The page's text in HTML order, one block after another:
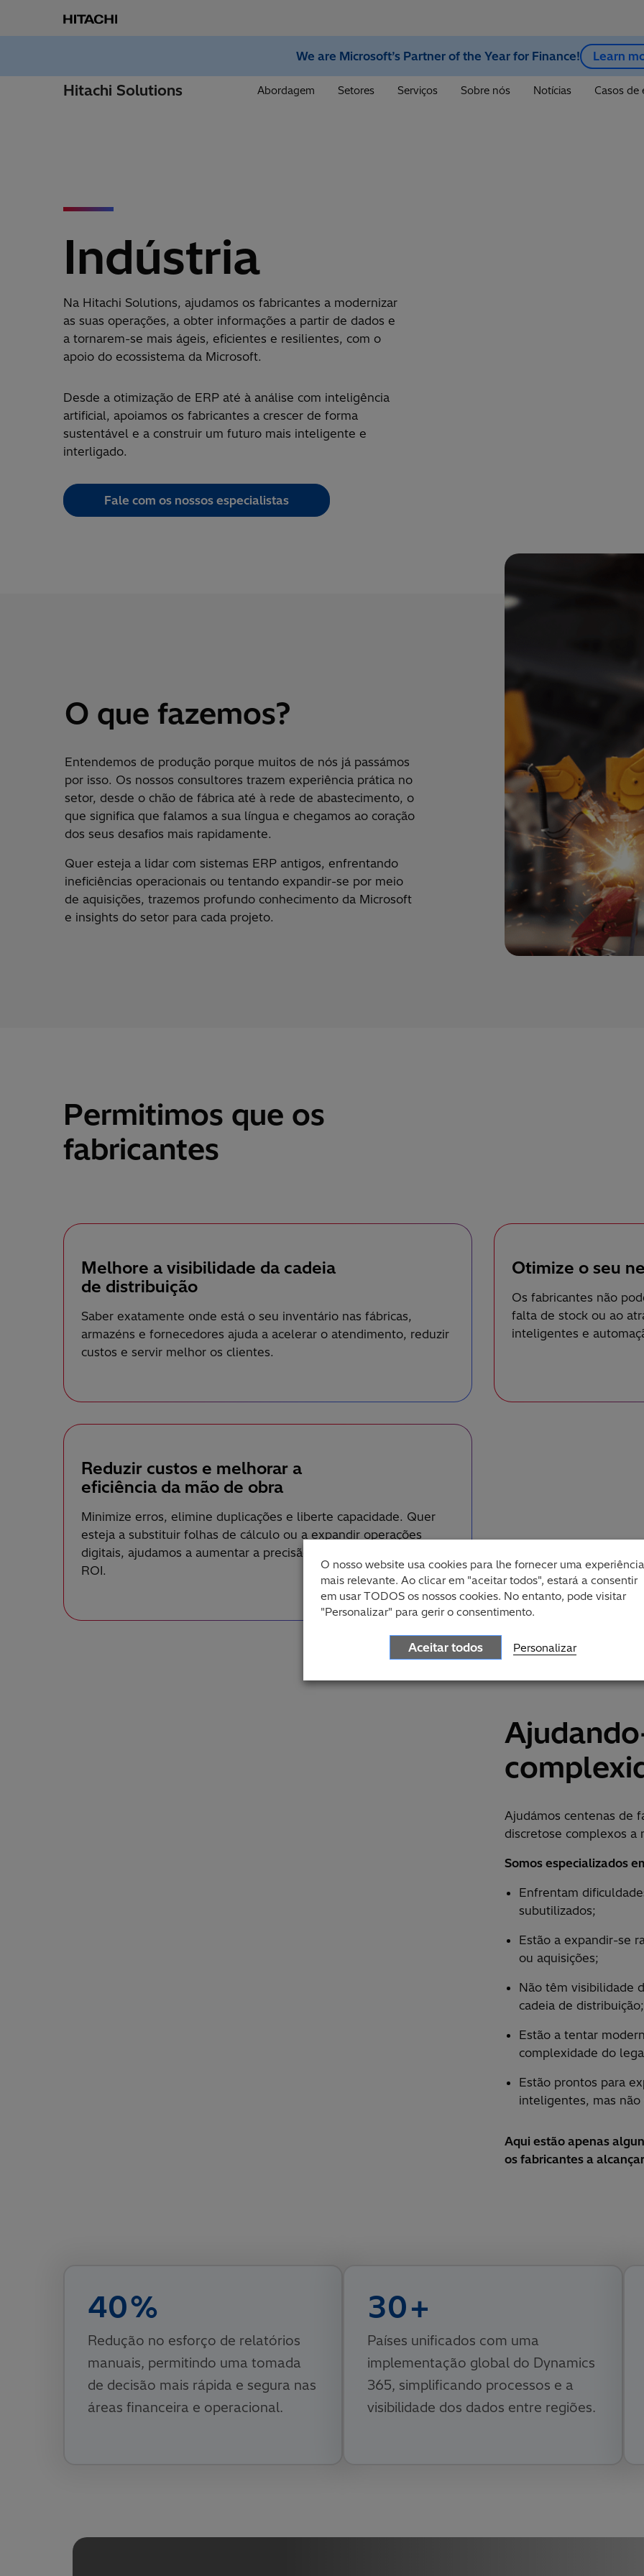
We are Microsoft’s Partner of the Year for Finance! Learn
Hitachi Solutions Abordagem Setores Serviços Sobre nós Notícias Casos de
Indústria
Na Hitachi Solutions, ajudamos os fabricantes a modernizar
as suas operações, a obter informações a partir de dados e
a tornarem-se mais ágeis, eficientes e resilientes, com o
apoio do ecossistema da Microsoft.
Desde a otimização de ERP até à análise com inteligência
artificial, apoiamos os fabricantes a crescer de forma
sustentável e a construir um futuro mais inteligente e
interligado.
Fale com os nossos especialistas
O que fazemos?
Entendemos de produção porque muitos de nós já passámos
por isso. Os nossos consultores trazem experiência prática no
setor, desde o chão de fábrica até à rede de abastecimento, o
que significa que falamos a sua língua e chegamos ao coração
dos seus desafios mais rapidamente.
Quer esteja a lidar com sistemas ERP antigos, enfrentando
ineficiências operacionais ou tentando expandir-se por meio
de aquisições, trazemos profundo conhecimento da Microsoft
e insights do setor para cada projeto.
Permitimos que os
fabricantes
Melhore a visibilidade da cadeia
de distribuição
Saber exatamente onde está o seu inventário nas fábricas,
armazéns e fornecedores ajuda a acelerar o atendimento, reduzir
custos e servir melhor os clientes.
Otimize o seu
Os fabricantes não
falta de stock ou ao
inteligentes e
Reduzir custos e melhorar a
eficiência da mão de obra
Minimize erros, elimine duplicações e liberte capacidade. Quer
esteja a substituir folhas de cálculo ou a expandir operações
digitais, ajudamos a aumentar a precisão, a produtividade e o
ROI.
Ajudámos centenas de
discretose complexos a
Somos especializados
Enfrentam
subutilizados;
Estão a expandir-se
ou aquisições;
Não têm visibilidade
cadeia de distribuição;
Estão a tentar
complexidade do
Estão prontos para
inteligentes, mas
Aqui estão apenas
os fabricantes a
40%
Redução no esforço de relatórios
manuais, permitindo uma tomada
de decisão mais rápida e segura nas
áreas financeira e operacional.
30+
Países unificados com uma
implementação global do Dynamics
365, simplificando processos e a
visibilidade dos dados entre regiões.
O nosso website usa cookies para lhe fornecer uma experiência
mais relevante. Ao clicar em "aceitar todos", estará a consentir
em usar TODOS os nossos cookies. No entanto, pode visitar
"Personalizar" para gerir o consentimento.
Aceitar todos Personalizar